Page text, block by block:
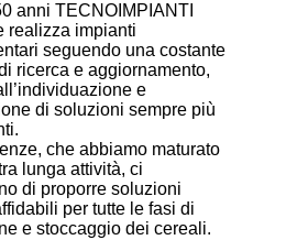
anni TECNOIMPIANTI
realizza impianti
seguendo una costante
ricerca e aggiornamento,
e
di soluzioni sempre più
che abbiamo maturato
lunga attività, ci
di proporre soluzioni
per tutte le fasi di
e stoccaggio dei cereali.